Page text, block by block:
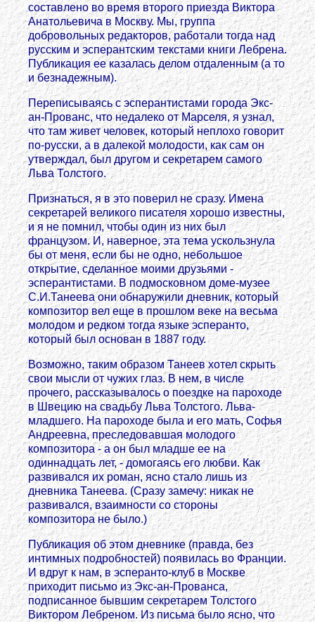
составлено во время второго приезда Виктoра
Анатольевича в Москву. Мы, группа
добровольных редакторов, работали тогда над
русским и эсперантским текстами книги Лебрена.
Публикация ее казалась делом отдаленным (а то
и безнадежным).
Переписываясь с эсперантистами города Экс-
ан-Прованс, что недалеко от Марселя, я узнал,
что там живет человек, который неплохо говорит
по-русски, а в далекой молодости, как сам он
утверждал, был другом и секретарем самого
Льва Толстого.
Признаться, я в это поверил не сразу. Имена
секретарей великого писателя хорошо известны,
и я не помнил, чтобы один из них был
французом. И, наверное, эта тема ускользнула
бы от меня, если бы не одно, небольшое
открытие, сделанное моими друзьями -
эсперантистами. В подмосковном доме-музее
С.И.Танеева они обнаружили дневник, который
композитор вел еще в прошлом веке на весьма
молодом и редком тогда языке эсперанто,
который был основан в 1887 году.
Возможно, таким образом Танеев хотел скрыть
свои мысли от чужих глаз. В нем, в числе
прочего, рассказывалось о поездке на пароходе
в Швецию на свадьбу Льва Толстого. Льва-
младшего. На пароходе была и его мать, Софья
Андреевна, преследовавшая молодого
композитора - а он был младше ее на
одиннадцать лет, - домогаясь его любви. Как
развивался их роман, ясно стало лишь из
дневника Танеева. (Сразу замечу: никак не
развивался, взаимности со стороны
композитора не было.)
Публикация об этом дневнике (правда, без
интимных подробностей) появилась во Франции.
И вдруг к нам, в эсперанто-клуб в Москве
приходит письмо из Экс-ан-Прованса,
подписанное бывшим секретарем Толстого
Виктoром Лебреном. Из письма было ясно, что